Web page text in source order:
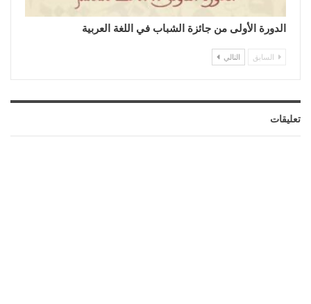
الدورة الأولى من جائزة الشباب في اللغة العربية
السابق التالي
تعليقات